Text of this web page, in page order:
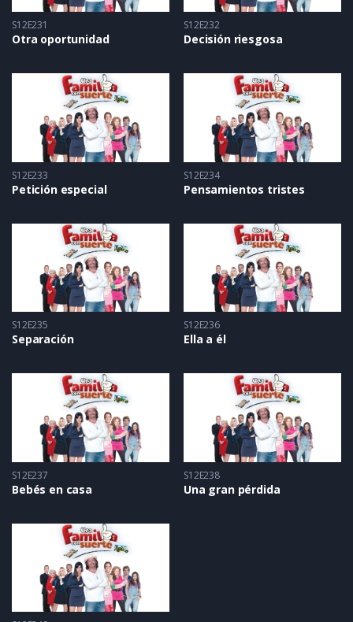
S12E231
Otra oportunidad
S12E232
Decisión riesgosa
S12E233
Petición especial
S12E234
Pensamientos tristes
S12E235
Separación
S12E236
Ella a él
S12E237
Bebés en casa
S12E238
Una gran pérdida